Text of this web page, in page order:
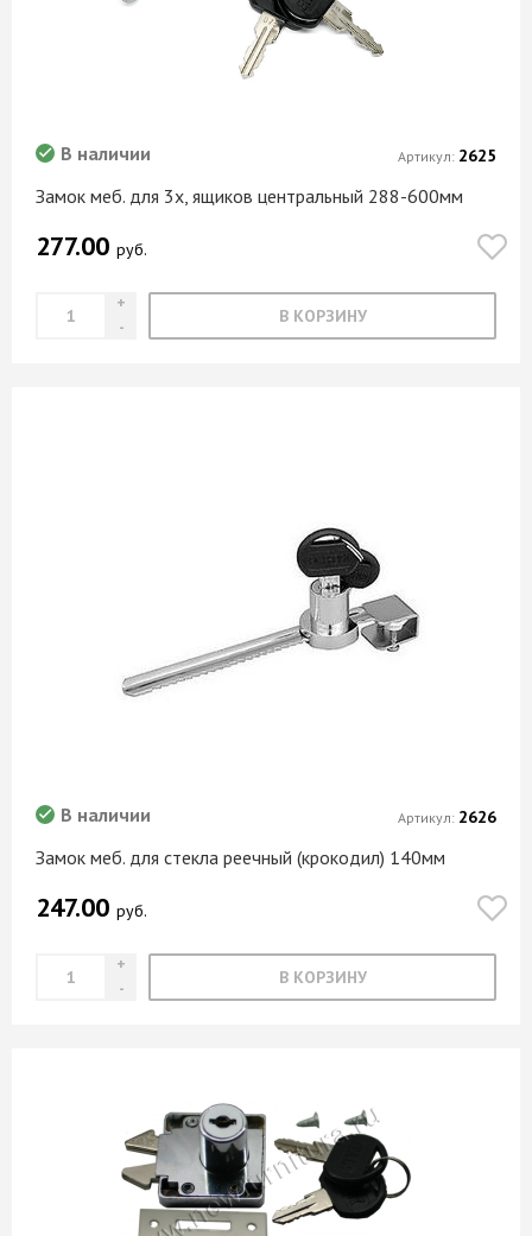
Замок меб. для 3х, ящиков центральный 288-600мм
В наличии
277.00 руб.
В КОРЗИНУ
Артикул: 2625
Замок меб. для стекла реечный (крокодил) 140мм
В наличии
247.00 руб.
В КОРЗИНУ
Артикул: 2626